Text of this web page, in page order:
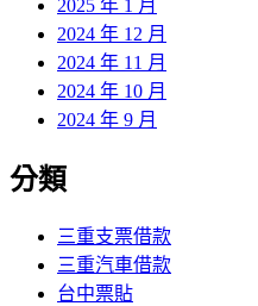
2025 年 1 月
2024 年 12 月
2024 年 11 月
2024 年 10 月
2024 年 9 月
分類
三重支票借款
三重汽車借款
台中票貼